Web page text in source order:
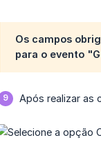
Os campos
para o evento
Após realizar as